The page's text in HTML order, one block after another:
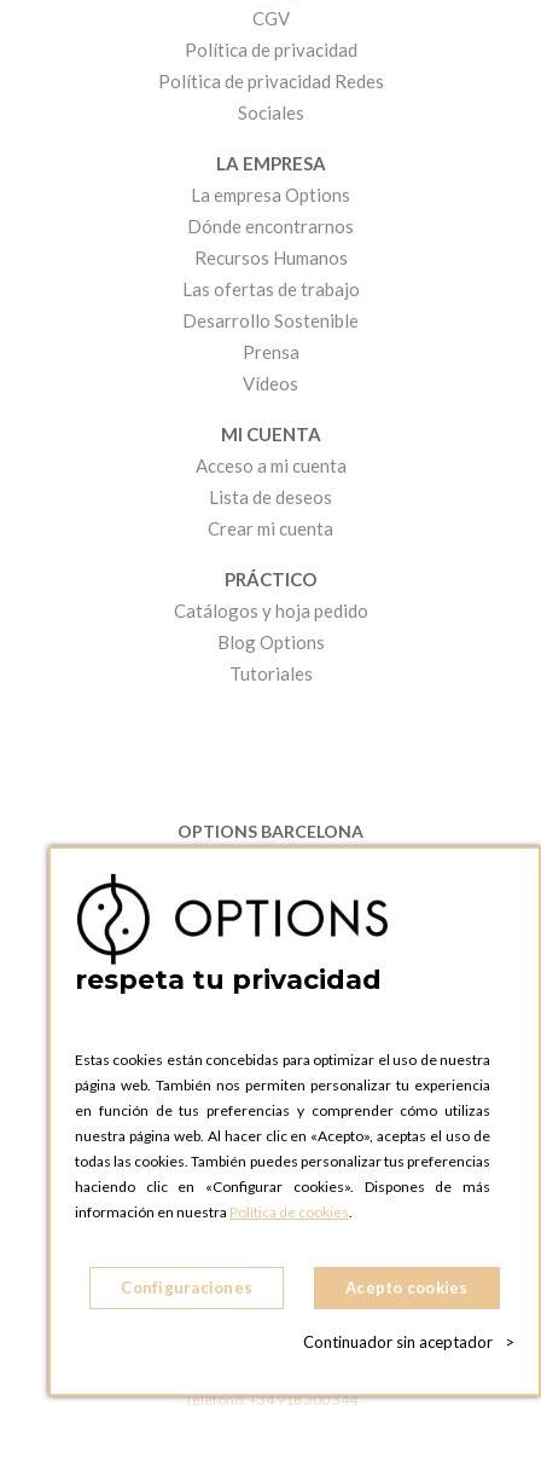
CGV
Política de privacidad
Política de privacidad Redes
Sociales
LA EMPRESA
La empresa Options
Dónde encontrarnos
Recursos Humanos
Las ofertas de trabajo
Desarrollo Sostenible
Prensa
Vídeos
MI CUENTA
Acceso a mi cuenta
Lista de deseos
Crear mi cuenta
PRÁCTICO
Catálogos y hoja pedido
Blog Options
Tutoriales
OPTIONS BARCELONA
08130 Santa Perpetua de Moguda, Barcelona
ESPAñA
Teléfono:
+34 935 724 041
OPTIONS BARCELONA SHOWROOM
ESPAñA
Teléfono:+34 935 724 041
OPTIONS MADRID
C. Lucio Emilio Cándido, 6,
28803 Alcalá de Henares, Madrid
ESPAñA
OPTIONS MADRID SHOWROOM
28004 MADRID
Teléfono:+34 918 300 344
respeta tu privacidad
Estas cookies están concebidas para optimizar el uso de nuestra
página web. También nos permiten personalizar tu experiencia
en función de tus preferencias y comprender cómo utilizas
nuestra página web. Al hacer clic en «Acepto», aceptas el uso de
todas las cookies. También puedes personalizar tus preferencias
haciendo clic en «Configurar cookies». Dispones de más
información en nuestra Política de cookies.
Configuraciones Acepto cookies
Continuador sin aceptador >